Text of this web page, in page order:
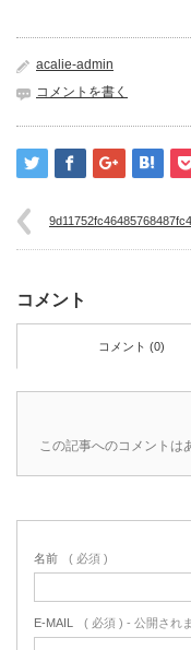
acalie-admin
コメントを書く
コメント
コメント (0)
この記事へのコメントは
名前 ( 必須 )
E-MAIL ( 必須 ) - 公開され